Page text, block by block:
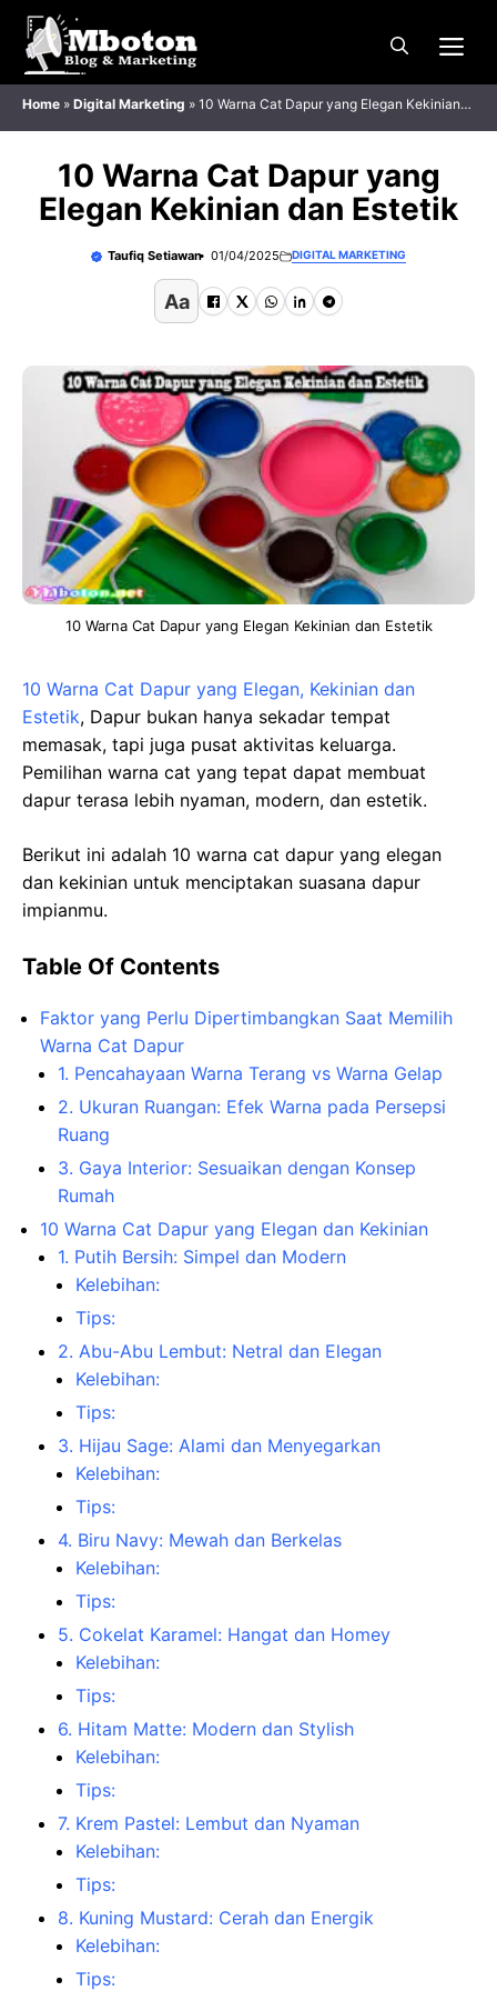
Langsung
Home » Digital Marketing » 10 Warna Cat Dapur yang Elegan Kekinian
dan Estetik
10 Warna Cat Dapur yang
Elegan Kekinian dan Estetik
Taufiq Setiawan 01/04/2025 DIGITAL MARKETING
Aa
10 Warna Cat Dapur yang Elegan Kekinian dan Estetik
10 Warna Cat Dapur yang Elegan, Kekinian dan
Estetik, Dapur bukan hanya sekadar tempat
memasak, tapi juga pusat aktivitas keluarga.
Pemilihan warna cat yang tepat dapat membuat
dapur terasa lebih nyaman, modern, dan estetik.
Berikut ini adalah 10 warna cat dapur yang elegan
dan kekinian untuk menciptakan suasana dapur
impianmu.
Table Of Contents
Faktor yang Perlu Dipertimbangkan Saat Memilih
Warna Cat Dapur
1. Pencahayaan Warna Terang vs Warna Gelap
2. Ukuran Ruangan: Efek Warna pada Persepsi
Ruang
3. Gaya Interior: Sesuaikan dengan Konsep
Rumah
10 Warna Cat Dapur yang Elegan dan Kekinian
1. Putih Bersih: Simpel dan Modern
Kelebihan:
Tips:
2. Abu-Abu Lembut: Netral dan Elegan
Kelebihan:
Tips:
3. Hijau Sage: Alami dan Menyegarkan
Kelebihan:
Tips:
4. Biru Navy: Mewah dan Berkelas
Kelebihan:
Tips:
5. Cokelat Karamel: Hangat dan Homey
Kelebihan:
Tips:
6. Hitam Matte: Modern dan Stylish
Kelebihan:
Tips:
7. Krem Pastel: Lembut dan Nyaman
Kelebihan:
Tips:
8. Kuning Mustard: Cerah dan Energik
Kelebihan:
Tips: